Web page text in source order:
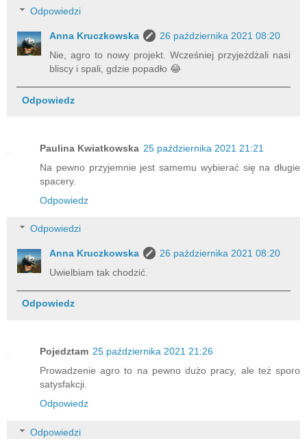
Odpowiedzi
Anna Kruczkowska
26 października 2021 08:20
Nie, agro to nowy projekt. Wcześniej przyjeżdżali nasi
bliscy i spali, gdzie popadło 😂
Odpowiedz
Paulina Kwiatkowska 25 października 2021 21:21
Na pewno przyjemnie jest samemu wybierać się na długie
spacery.
Odpowiedz
Odpowiedzi
Anna Kruczkowska
26 października 2021 08:20
Uwielbiam tak chodzić.
Odpowiedz
Pojedztam 25 października 2021 21:26
Prowadzenie agro to na pewno dużo pracy, ale też sporo
satysfakcji.
Odpowiedz
Odpowiedzi